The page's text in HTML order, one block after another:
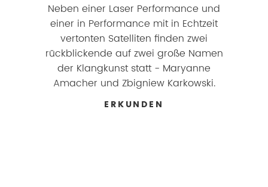
Neben einer Laser Performance und
einer in Performance mit in Echtzeit
vertonten Satelliten finden zwei
rückblickende auf zwei große Namen
der Klangkunst statt - Maryanne
Amacher und Zbigniew Karkowski.
ERKUNDEN